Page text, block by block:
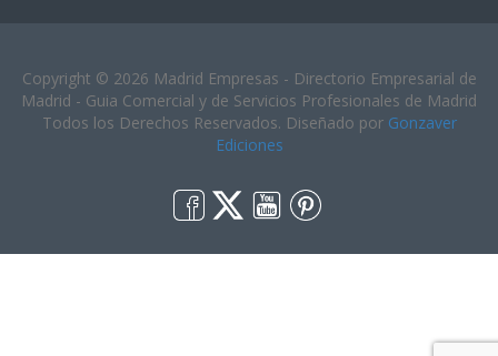
Copyright © 2026 Madrid Empresas - Directorio Empresarial de
Madrid - Guia Comercial y de Servicios Profesionales de Madrid
Todos los Derechos Reservados. Diseñado por Gonzaver
Ediciones